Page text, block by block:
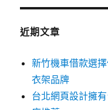
鍵
近期文章
新竹機車借款選
衣架品牌
台北網頁設計擁